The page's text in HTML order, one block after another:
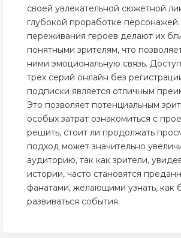
своей увлекательной сюжетной
глубокой проработке
переживания героев делают их
понятными зрителям, что
ними эмоциональную связь.
трех серий онлайн без
подписки является отличным
Это позволяет потенциальным
особых затрат ознакомиться с
решить, стоит ли продолжать
подход может значительно
аудиторию, так как зрители,
истории, часто становятся
фанатами, желающими узнать, как
развиваться события.